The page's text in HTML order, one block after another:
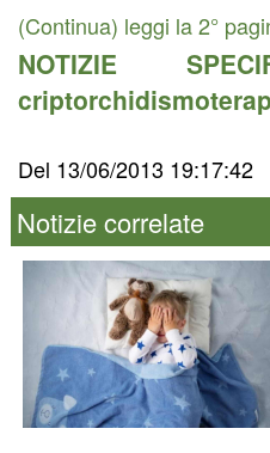
(Continua) leggi la 2°
NOTIZIE
Del 13/06/2013 19:17:42
Notizie correlate